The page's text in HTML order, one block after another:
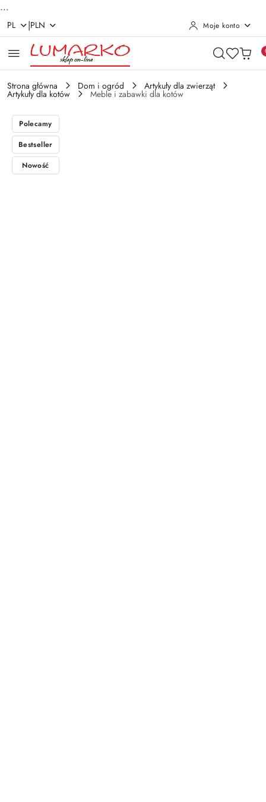
...
Przejdź do treści głównej
Przejdź do wyszukiwarki
Przejdź do moje konto
Przejdź do menu głównego
Przejdź do opisu produktu
Przejdź do stopki
PL |PLN Moje konto
Strona główna Dom i ogród Artykuły dla zwierząt
Artykuły dla kotów Meble i zabawki dla kotów
Polecamy
Bestseller
Nowość